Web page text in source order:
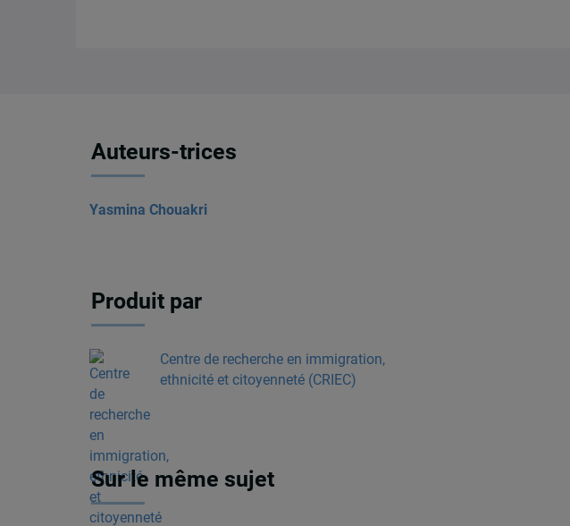
Auteurs-trices
Yasmina Chouakri
Produit par
Centre de recherche en immigration,
ethnicité et citoyenneté (CRIEC)
Sur le même sujet